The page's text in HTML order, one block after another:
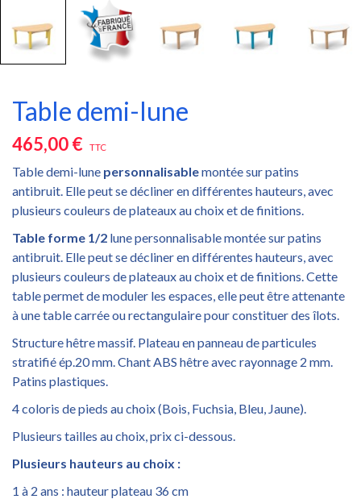
Table demi-lune
465,00 € TTC
Table demi-lune personnalisablemontée sur patins
antibruit. Elle peut se décliner en différentes hauteurs, avec
plusieurs couleurs de plateaux au choix et de finitions.
Table forme 1/2 lune personnalisable montée sur patins
antibruit. Elle peut se décliner en différentes hauteurs, avec
plusieurs couleurs de plateaux au choix et de finitions. Cette
table permet de moduler les espaces, elle peut être attenante
à une table carrée ou rectangulaire pour constituer des îlots.
Structure hêtre massif. Plateau en panneau de particules
stratifié ép.20 mm. Chant ABS hêtre avec rayonnage 2 mm.
Patins plastiques.
4 coloris de pieds au choix (Bois, Fuchsia, Bleu, Jaune).
Plusieurs tailles au choix, prix ci-dessous.
Plusieurs hauteurs au choix :
1 à 2 ans : hauteur plateau 36 cm